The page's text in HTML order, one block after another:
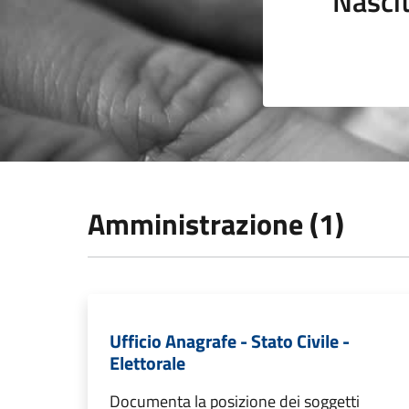
Amministrazione (1)
Ufficio Anagrafe - Stato Civile -
Elettorale
Documenta la posizione dei soggetti